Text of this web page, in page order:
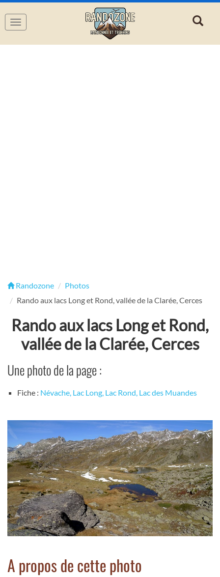
Navigation
Randozone
Photos
Rando aux lacs Long et Rond, vallée de la Clarée, Cerces
Rando aux lacs Long et Rond,
vallée de la Clarée, Cerces
Une photo de la page :
Fiche : Névache, Lac Long, Lac Rond, Lac des Muandes
A propos de cette photo